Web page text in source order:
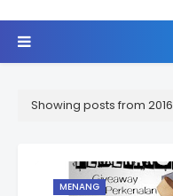
Showing posts from 2016
MENANG